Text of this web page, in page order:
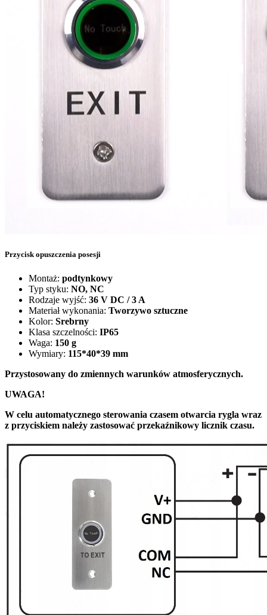
Przycisk opuszczenia posesji
Montaż: podtynkowy
Typ styku: NO, NC
Rodzaje wyjść: 36 V DC / 3 A
Materiał wykonania: Tworzywo sztuczne
Kolor: Srebrny
Klasa szczelności: IP65
Waga: 150 g
Wymiary: 115*40*39 mm
Przystosowany do zmiennych warunków atmosferycznych.
UWAGA!
W celu automatycznego sterowania czasem otwarcia rygla wraz
z przyciskiem należy zastosować przekaźnikowy licznik czasu.